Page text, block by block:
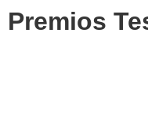
Premios